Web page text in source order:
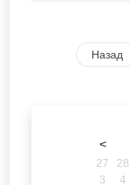
Назад
<
27 28
3
4